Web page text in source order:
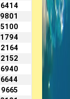
6414
9801
5100
1794
2164
2152
6940
6644
9665